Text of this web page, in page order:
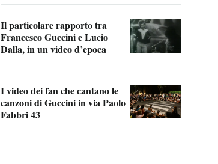
Il particolare rapporto tra
Francesco Guccini e Lucio
Dalla, in un video d’epoca
I video dei fan che cantano le
canzoni di Guccini in via Paolo
Fabbri 43